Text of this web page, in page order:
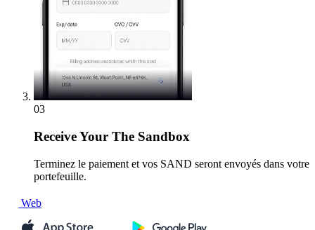
03
ReceiveYour The Sandbox
Terminez le paiement et vos SAND seront envoyés dans votre
portefeuille.
Web